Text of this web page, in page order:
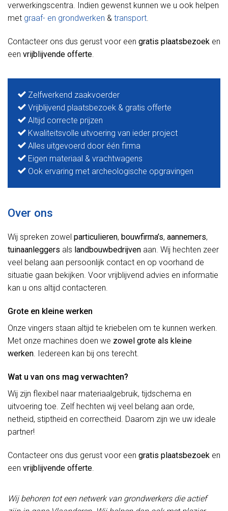
verwerkingscentra. Indien gewenst kunnen we u ook helpen
met graaf- en grondwerken & transport.
Contacteer ons dus gerust voor een gratis plaatsbezoek en
een vrijblijvende offerte.
Zelfwerkend zaakvoerder
Vrijblijvend plaatsbezoek & gratis offerte
Altijd correcte prijzen
Kwaliteitsvolle uitvoering van ieder project
Alles uitgevoerd door één firma
Eigen materiaal & vrachtwagens
Ook ervaring met archeologische opgravingen
Over ons
Wij spreken zowel particulieren, bouwfirma’s, aannemers,
tuinaanleggers als landbouwbedrijven aan. Wij hechten zeer
veel belang aan persoonlijk contact en op voorhand de
situatie gaan bekijken. Voor vrijblijvend advies en informatie
kan u ons altijd contacteren.
Grote en kleine werken
Onze vingers staan altijd te kriebelen om te kunnen werken.
Met onze machines doen we zowel grote als kleine
werken. Iedereen kan bij ons terecht.
Wat u van ons mag verwachten?
Wij zijn flexibel naar materiaalgebruik, tijdschema en
uitvoering toe. Zelf hechten wij veel belang aan orde,
netheid, stiptheid en correctheid. Daarom zijn we uw ideale
partner!
Contacteer ons dus gerust voor een gratis plaatsbezoek en
een vrijblijvende offerte
Wij behoren tot een netwerk van grondwerkers die actief